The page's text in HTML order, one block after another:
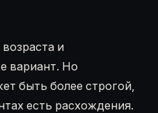
и
вариант. Но
быть более строгой,
есть расхождения.